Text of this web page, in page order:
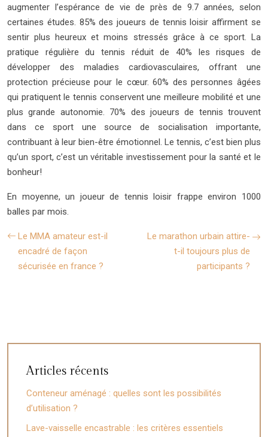
augmenter l’espérance de vie de près de 9.7 années, selon
certaines études. 85% des joueurs de tennis loisir affirment se
sentir plus heureux et moins stressés grâce à ce sport. La
pratique régulière du tennis réduit de 40% les risques de
développer des maladies cardiovasculaires, offrant une
protection précieuse pour le cœur. 60% des personnes âgées
qui pratiquent le tennis conservent une meilleure mobilité et une
plus grande autonomie. 70% des joueurs de tennis trouvent
dans ce sport une source de socialisation importante,
contribuant à leur bien-être émotionnel. Le tennis, c’est bien plus
qu’un sport, c’est un véritable investissement pour la santé et le
bonheur!
En moyenne, un joueur de tennis loisir frappe environ 1000
balles par mois.
Le MMA amateur est-il
encadré de façon
sécurisée en france ?
Le marathon urbain attire-
t-il toujours plus de
participants ?
Articles récents
Conteneur aménagé : quelles sont les possibilités
d’utilisation ?
Lave-vaisselle encastrable : les critères essentiels